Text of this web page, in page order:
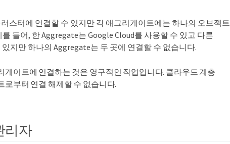
스터에 연결할 수 있지만 각 애그리게이트에는 하나의 오브젝트
들어, 한 Aggregate는 Google Cloud를 사용할 수 있고 다른
지만 하나의 Aggregate는 두 곳에 연결할 수 없습니다.
게이트에 연결하는 것은 영구적인 작업입니다. 클라우드 계층
로부터 연결 해제할 수 없습니다.
리자